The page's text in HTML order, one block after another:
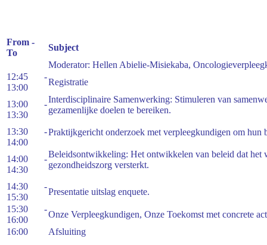
From -
To
Subject
Moderator: Hellen Abielie-Misiekaba,
12:45 -
13:00
Registratie
13:00 -
13:30
Interdisciplinaire Samenwerking: Stimuleren van
gezamenlijke doelen te bereiken.
13:30 -
14:00
Praktijkgericht onderzoek met verpleegkundigen om
14:00 -
14:30
Beleidsontwikkeling: Het ontwikkelen van beleid dat het
gezondheidszorg versterkt.
14:30 -
15:30
Presentatie uitslag enquete.
15:30 -
16:00
Onze Verpleegkundigen, Onze Toekomst met concrete
16:00
Afsluiting